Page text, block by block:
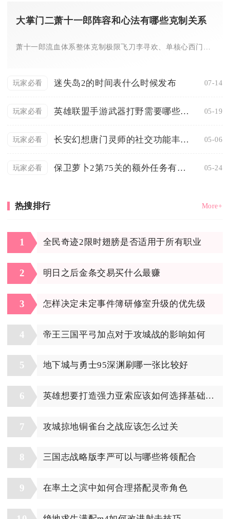
大掌门二萧十一郎阵容和心法有哪些克制关系
玩家必看 迷失岛2的时间表什么时候发布 07-14
玩家必看 英雄联盟手游武器打野需要哪些技巧 05-19
玩家必看 长安幻想唐门灵师的社交功能丰富吗 05-06
玩家必看 保卫萝卜2第75关的额外任务有多难 05-24
热搜排行 More+
1 全民奇迹2限时翅膀是否适用于所有职业
2 明日之后金条交易买什么最赚
3 怎样决定未定事件簿研修室升级的优先级
4 帝王三国平弓加点对于攻城战的影响如何
5 地下城与勇士95深渊刷哪一张比较好
6 英雄想要打造强力亚索应该如何选择基础装备
7 攻城掠地铜雀台之战应该怎么过关
8 三国志战略版李严可以与哪些将领配合
9 在率土之滨中如何合理搭配灵帝角色